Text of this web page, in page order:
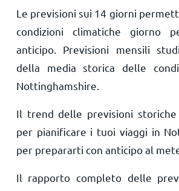
Le previsioni sui 14 giorni
condizioni climatiche giorno
anticipo. Previsioni mensili
della media storica delle
Nottinghamshire.
Il trend delle previsioni
per pianificare i tuoi viaggi in
per prepararti con anticipo al
Il rapporto completo delle